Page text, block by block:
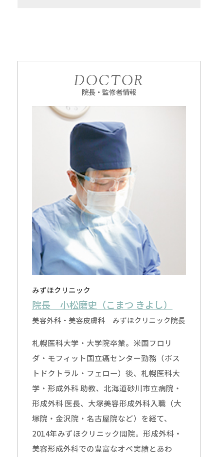
DOCTOR
院長・監修者情報
みずほクリニック
院長 小松磨史（こまつ きよし）
美容外科・美容皮膚科 みずほクリニック院長
札幌医科大学・大学院卒業。米国フロリ
ダ・モフィット国立癌センター勤務（ポス
トドクトラル・フェロー）後、札幌医科大
学・形成外科 助教、北海道砂川市立病院・
形成外科 医長、大塚美容形成外科入職（大
塚院・金沢院・名古屋院など）を経て、
2014年みずほクリニック開院。形成外科・
美容形成外科での豊富なオペ実績とあわ